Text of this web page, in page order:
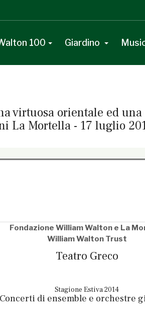
100 Giardino
virtuosa orientale ed
La Mortella - 17 luglio
Fondazione William Walton e La
William Walton Trust
Teatro Greco
Stagione Estiva 2014
Concerti di ensemble e orchestre